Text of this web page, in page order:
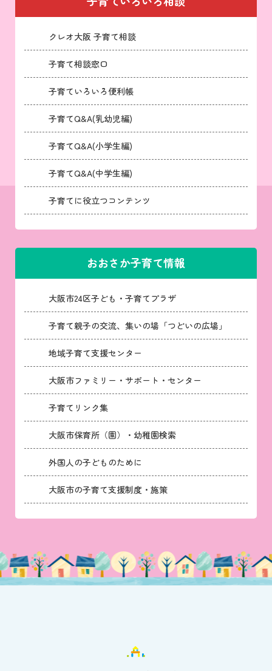
クレオ大阪 子育て相談
子育て相談窓口
子育ていろいろ便利帳
子育てQ&A(乳幼児編)
子育てQ&A(小学生編)
子育てQ&A(中学生編)
子育てに役立つコンテンツ
おおさか子育て情報
大阪市24区子ども・子育てプラザ
子育て親子の交流、集いの場「つどいの広場」
地域子育て支援センター
大阪市ファミリー・サポート・センター
子育てリンク集
大阪市保育所（園）・幼稚園検索
外国人の子どものために
大阪市の子育て支援制度・施策